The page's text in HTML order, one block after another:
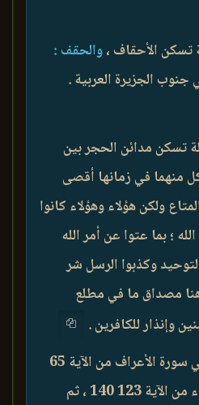
تسكن الأحقاف ،والحقف :
جنوب الجزيرة العربية .
تسكن مدائن الحجر بين
منهما في زمانها أقصى
ولكن هؤلاء وهؤلاء كانوا
؛ بما عتوا عن أمر الله
وكذبوا الرسل شر
مصداق ما في مطلع
وإنذار للكافرين .
وقد ذكرت قصة هود في سورة الأعراف من الآية 65
72 ، وفي سورة الشعراء من الآية 123 140 ، ثم